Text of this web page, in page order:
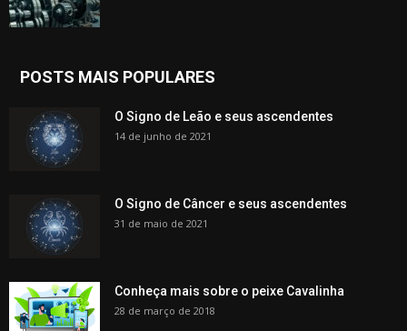
POSTS MAIS POPULARES
O Signo de Leão e seus ascendentes
14 de junho de 2021
O Signo de Câncer e seus ascendentes
31 de maio de 2021
Conheça mais sobre o peixe Cavalinha
28 de março de 2018